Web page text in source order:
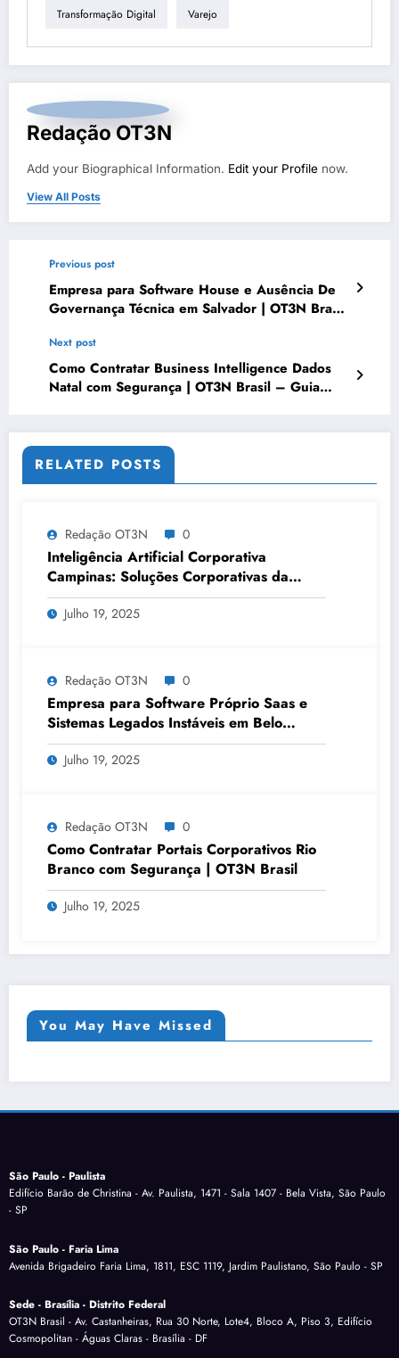
Transformação Digital Varejo
Redação OT3N
Add your Biographical Information. Edit your Profile now.
View All Posts
Previous post
Empresa para Software House e Ausência De
Governança Técnica em Salvador | OT3N Brasil
Next post
Como Contratar Business Intelligence Dados
Natal com Segurança | OT3N Brasil – Guia
RELATED POSTS
Redação OT3N 0
Inteligência Artificial Corporativa
Campinas: Soluções Corporativas da
OT3N Brasil – Guia 3083
Julho 19, 2025
Redação OT3N 0
Empresa para Software Próprio Saas e
Sistemas Legados Instáveis em Belo
Horizonte | OT3N Brasil – Guia 3449
Julho 19, 2025
Redação OT3N 0
Como Contratar Portais Corporativos Rio
Branco com Segurança | OT3N Brasil
Julho 19, 2025
You May Have Missed
São Paulo - Paulista
Edifício Barão de Christina - Av. Paulista, 1471 - Sala 1407 - Bela Vista, São Paulo
- SP
São Paulo - Faria Lima
Avenida Brigadeiro Faria Lima, 1811, ESC 1119, Jardim Paulistano, São Paulo - SP
Sede - Brasília - Distrito Federal
OT3N Brasil - Av. Castanheiras, Rua 30 Norte, Lote4, Bloco A, Piso 3, Edifício
Cosmopolitan - Águas Claras - Brasília - DF